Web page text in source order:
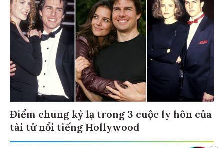
Điểm chung kỳ lạ trong 3 cuộc ly hôn của
tài tử nổi tiếng Hollywood